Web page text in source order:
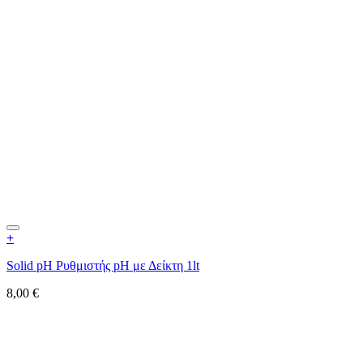
+
Solid pH Ρυθμιστής pH με Δείκτη 1lt
8,00 €